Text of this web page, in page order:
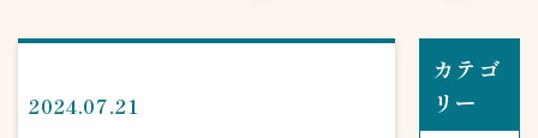
2024.07.21
カテゴ
リー